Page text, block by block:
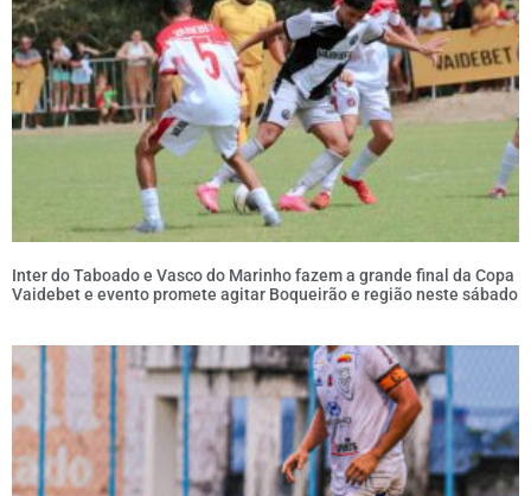
Inter do Taboado e Vasco do Marinho fazem a grande final da Copa
Vaidebet e evento promete agitar Boqueirão e região neste sábado